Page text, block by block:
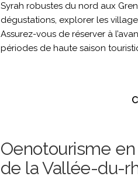
Syrah robustes du nord aux
dégustations, explorer les
Assurez-vous de réserver à
périodes de haute saison
Oenotourisme
de la Vallée-du-